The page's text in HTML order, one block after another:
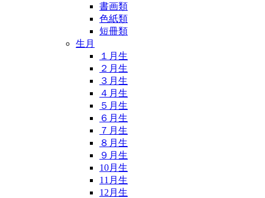
書画類
色紙類
短冊類
生月
１月生
２月生
３月生
４月生
５月生
６月生
７月生
８月生
９月生
10月生
11月生
12月生